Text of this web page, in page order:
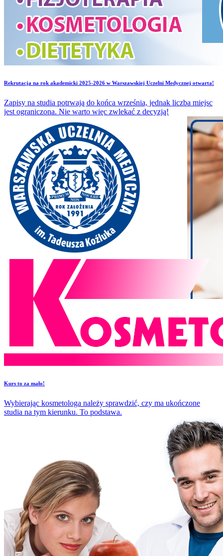
Rekrutacja na rok akademicki 2025-2026 w Warszawskiej Uczelni Medycznej otwarta!
Zapisy na studia potrwają do końca września, jednak liczba miejsc
jest ograniczona. Nie warto więc zwlekać z decyzją!
​Kurs to za mało!
Wybierając kosmetologa należy sprawdzić, czy ma ukończone
studia na tym kierunku. To podstawa.